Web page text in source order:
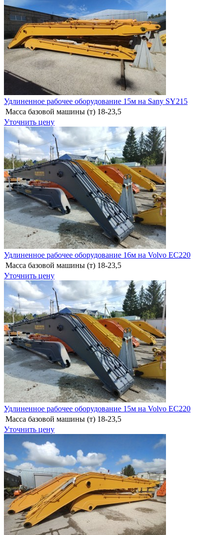
Удлиненное рабочее оборудование 15м на Sany SY215
Масса базовой машины (т) 18-23,5
Уточнить цену
Удлиненное рабочее оборудование 16м на Volvo EC220
Масса базовой машины (т) 18-23,5
Уточнить цену
Удлиненное рабочее оборудование 15м на Volvo EC220
Масса базовой машины (т) 18-23,5
Уточнить цену